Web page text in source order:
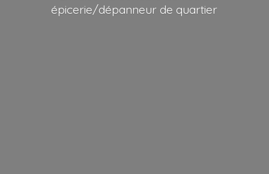
épicerie/dépanneur de quartier